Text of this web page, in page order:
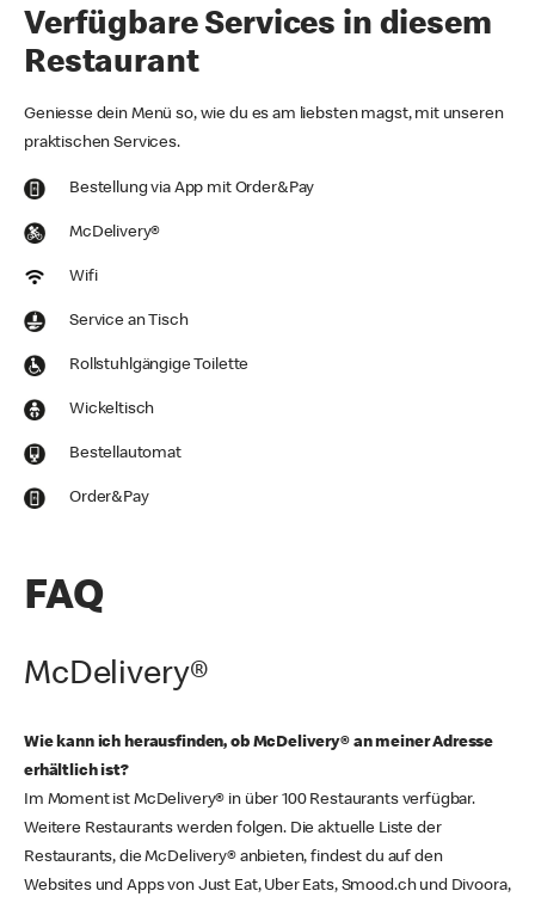
Verfügbare Services in diesem
Restaurant
Geniesse dein Menü so, wie du es am liebsten magst, mit unseren
praktischen Services.
Bestellung via App mit Order&Pay
McDelivery®
Wifi
Service an Tisch
Rollstuhlgängige Toilette
Wickeltisch
Bestellautomat
Order&Pay
FAQ
McDelivery®
Wie kann ich herausfinden, ob McDelivery® an meiner Adresse
erhältlich ist?
Im Moment ist McDelivery® in über 100 Restaurants verfügbar.
Weitere Restaurants werden folgen. Die aktuelle Liste der
Restaurants, die McDelivery® anbieten, findest du auf den
Websites und Apps von Just Eat, Uber Eats, Smood.ch und Divoora,